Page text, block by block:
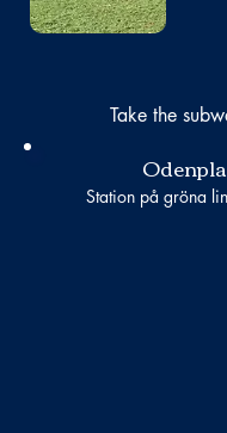
Take the
Station på gröna